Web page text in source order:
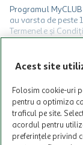
Programul
au varsta de peste
Termenele și
limita a 12 unitati /
Cardul poate fi
nu poate fi utilizat
activitati in afara
nu raspunde
care aceste este
intretineri sau
Acest site
Folosim cookie-uri
pentru a optimiza
traficul pe site.
acordul pentru
preferințele privind